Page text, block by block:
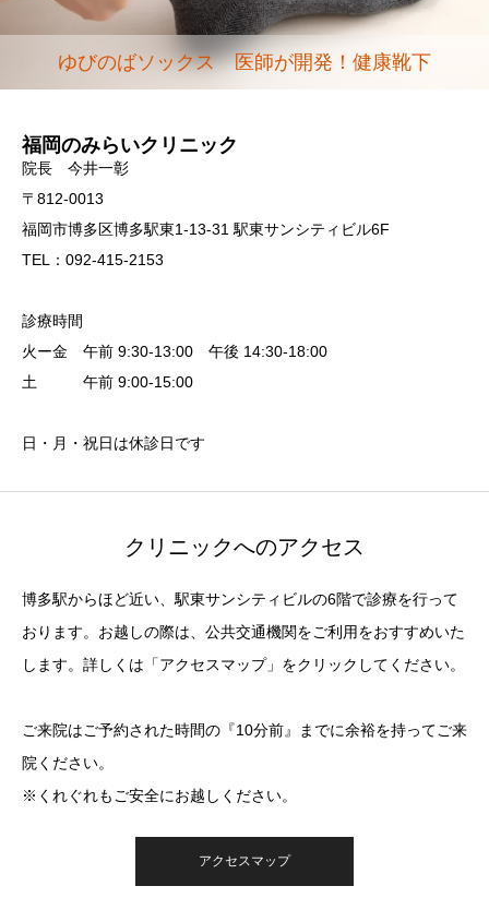
ゆびのばソックス 医師が開発！健康靴下
福岡のみらいクリニック
院長 今井一彰
〒812-0013
福岡市博多区博多駅東1-13-31 駅東サンシティビル6F
TEL：092-415-2153
診療時間
火ー金 午前 9:30-13:00 午後 14:30-18:00
土 午前 9:00-15:00
日・月・祝日は休診日です
クリニックへのアクセス
博多駅からほど近い、駅東サンシティビルの6階で診療を行って
おります。お越しの際は、公共交通機関をご利用をおすすめいた
します。詳しくは「アクセスマップ」をクリックしてください。
ご来院はご予約された時間の『10分前』までに余裕を持ってご来
院ください。
※くれぐれもご安全にお越しください。
アクセスマップ